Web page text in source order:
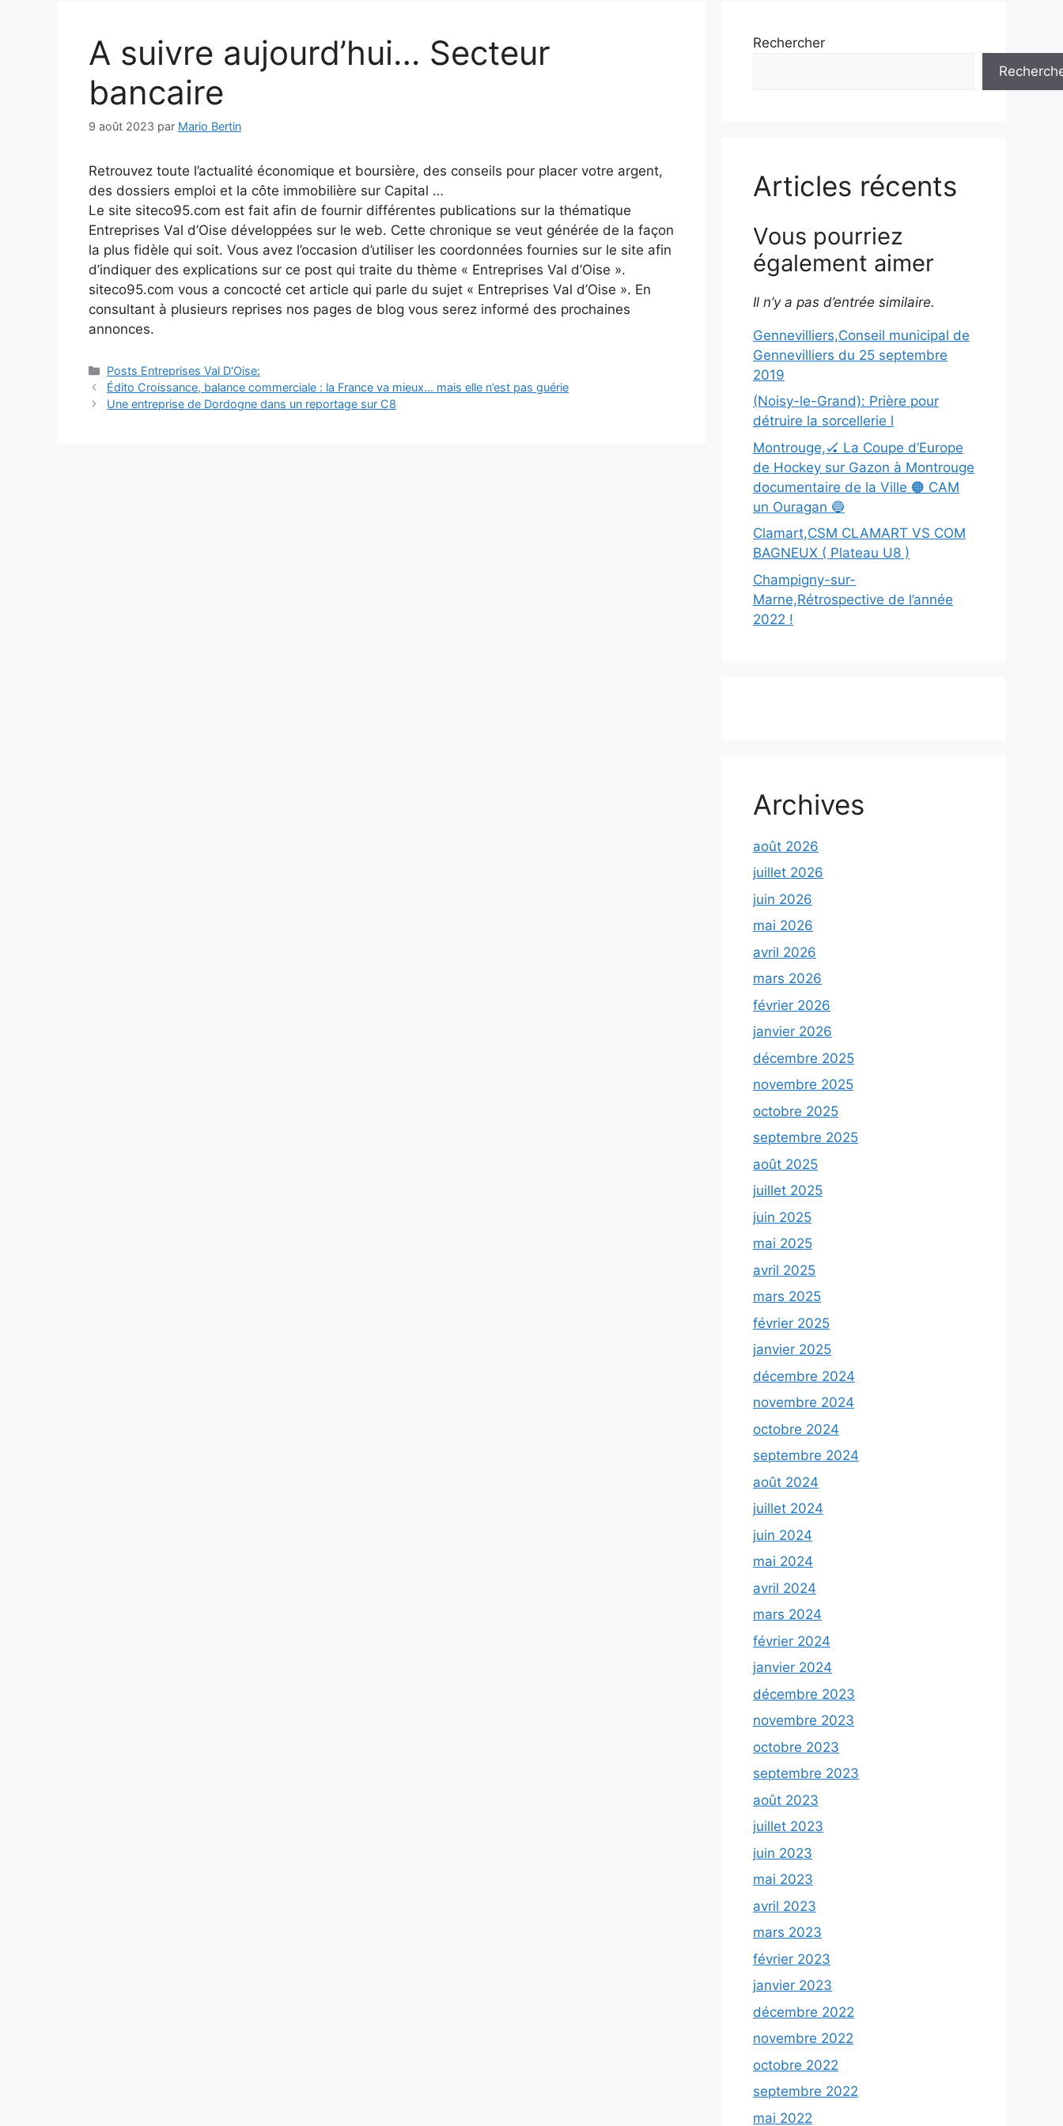
A suivre aujourd’hui… Secteur
bancaire
9 août 2023 par Mario Bertin
Retrouvez toute l’actualité économique et boursière, des conseils pour placer votre argent,
des dossiers emploi et la côte immobilière sur Capital …
Le site siteco95.com est fait afin de fournir différentes publications sur la thématique
Entreprises Val d’Oise développées sur le web. Cette chronique se veut générée de la façon
la plus fidèle qui soit. Vous avez l’occasion d’utiliser les coordonnées fournies sur le site afin
d’indiquer des explications sur ce post qui traite du thème « Entreprises Val d’Oise ».
siteco95.com vous a concocté cet article qui parle du sujet « Entreprises Val d’Oise ». En
consultant à plusieurs reprises nos pages de blog vous serez informé des prochaines
annonces.
Catégories
Posts Entreprises Val D'Oise:
Navigation
des
Édito Croissance, balance commerciale : la France va mieux… mais elle n’est pas guérie
Une entreprise de Dordogne dans un reportage sur C8
Rechercher
Articles récents
Vous pourriez
également aimer
Il n’y a pas d’entrée similaire.
Gennevilliers,Conseil municipal de
Gennevilliers du 25 septembre
2019
(Noisy-le-Grand): Prière pour
détruire la sorcellerie l
Montrouge,🏑 La Coupe d’Europe
de Hockey sur Gazon à Montrouge
documentaire de la Ville 🟠 CAM
un Ouragan 🔵
Clamart,CSM CLAMART VS COM
BAGNEUX ( Plateau U8 )
Champigny-sur-
Marne,Rétrospective de l’année
2022 !
Archives
août 2026
juillet 2026
juin 2026
mai 2026
avril 2026
mars 2026
février 2026
janvier 2026
décembre 2025
novembre 2025
octobre 2025
septembre 2025
août 2025
juillet 2025
juin 2025
mai 2025
avril 2025
mars 2025
février 2025
janvier 2025
décembre 2024
novembre 2024
octobre 2024
septembre 2024
août 2024
juillet 2024
juin 2024
mai 2024
avril 2024
mars 2024
février 2024
janvier 2024
décembre 2023
novembre 2023
octobre 2023
septembre 2023
août 2023
juillet 2023
juin 2023
mai 2023
avril 2023
mars 2023
février 2023
janvier 2023
décembre 2022
novembre 2022
octobre 2022
septembre 2022
mai 2022